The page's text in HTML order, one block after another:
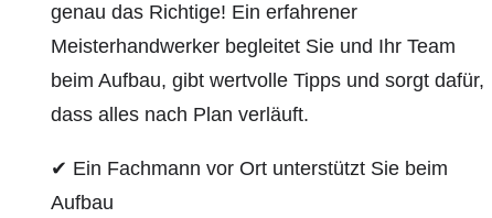
genau das Richtige! Ein erfahrener
Meisterhandwerker begleitet Sie und Ihr Team
beim Aufbau, gibt wertvolle Tipps und sorgt dafür,
dass alles nach Plan verläuft.
✔ Ein Fachmann vor Ort unterstützt Sie beim
Aufbau